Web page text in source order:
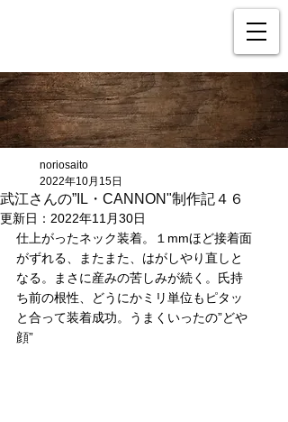
武江さんの”IL・CANNON"制作記４６
noriosaito
2022年10月15日
更新日： 2022年11月30日
仕上がったネック装着。１mmほど接着面
がずれる、またまた、はがしやり直しと
なる。まさに産みの苦しみが続く。氏持
ち前の根性、どうにかミリ単位もピタッ
と合って装着成功。うまくいったの”どや
顔”